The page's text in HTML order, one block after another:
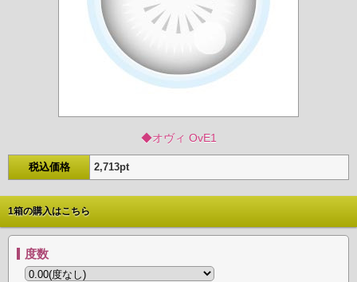
オヴィ OvE1
税込価格 2,713pt
1箱の購入はこちら
度数